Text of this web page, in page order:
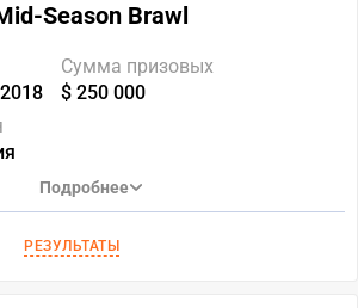
Season Brawl
Сумма призовых
$ 250 000
Подробнее
РЕЗУЛЬТАТЫ